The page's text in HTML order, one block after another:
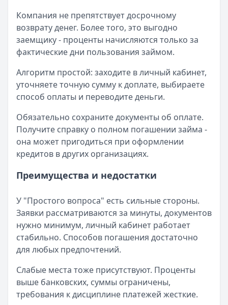
Компания не препятствует досрочному
возврату денег. Более того, это выгодно
заемщику - проценты начисляются только за
фактические дни пользования займом.
Алгоритм простой: заходите в личный кабинет,
уточняете точную сумму к доплате, выбираете
способ оплаты и переводите деньги.
Обязательно сохраните документы об оплате.
Получите справку о полном погашении займа -
она может пригодиться при оформлении
кредитов в других организациях.
Преимущества и недостатки
У "Простого вопроса" есть сильные стороны.
Заявки рассматриваются за минуты, документов
нужно минимум, личный кабинет работает
стабильно. Способов погашения достаточно
для любых предпочтений.
Слабые места тоже присутствуют. Проценты
выше банковских, суммы ограничены,
требования к дисциплине платежей жесткие.